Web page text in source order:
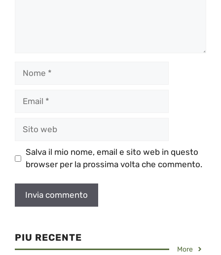
Salva il mio nome, email e sito web in questo
browser per la prossima volta che commento.
PIU RECENTE
More